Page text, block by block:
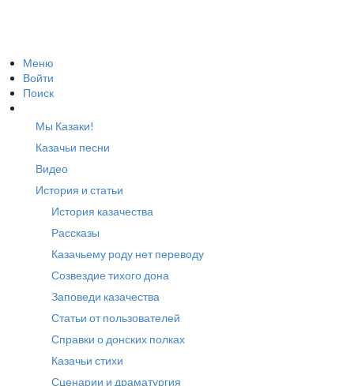
Меню
Войти
Поиск
Мы Казаки!
Казачьи песни
Видео
История и статьи
История казачества
Рассказы
Казачьему роду нет переводу
Созвездие тихого дона
Заповеди казачества
Статьи от пользователей
Справки о донских полках
Казачьи стихи
Сценарии и драматургия